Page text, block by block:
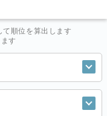
順位を算出します
す